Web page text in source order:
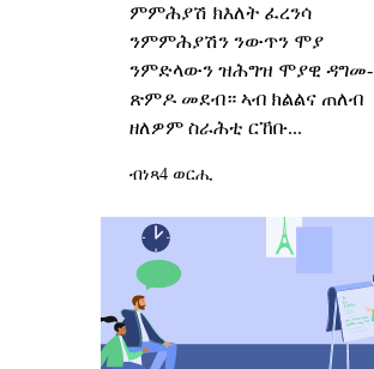
ምምሕያሽ ክእለት ፈረንሳ
ንምምሕያሽን ንውጥን ሞያ
ንምድላውን ዝሕግዝ ሞያዊ ዳግመ-
ጽምዶ መደብ። ኣብ ክልልና ጠለብ
ዘለዎም ስራሕቲ ርኸቡ...
ብነጻ4 ወርሒ